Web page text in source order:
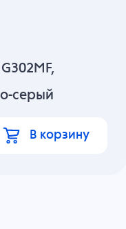
серый
В корзину